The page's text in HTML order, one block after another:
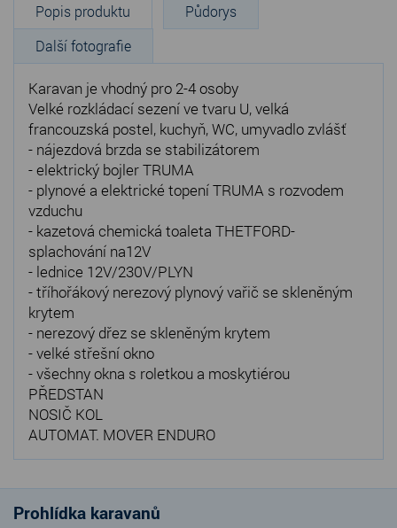
Popis produktu
Půdorys
Další fotografie
Karavan je vhodný pro 2-4 osoby
Velké rozkládací sezení ve tvaru U, velká
francouzská postel, kuchyň, WC, umyvadlo zvlášť
- nájezdová brzda se stabilizátorem
- elektrický bojler TRUMA
- plynové a elektrické topení TRUMA s rozvodem
vzduchu
- kazetová chemická toaleta THETFORD-
splachování na12V
- lednice 12V/230V/PLYN
- tříhořákový nerezový plynový vařič se skleněným
krytem
- nerezový dřez se skleněným krytem
- velké střešní okno
- všechny okna s roletkou a moskytiérou
PŘEDSTAN
NOSIČ KOL
AUTOMAT. MOVER ENDURO
Prohlídka karavanů